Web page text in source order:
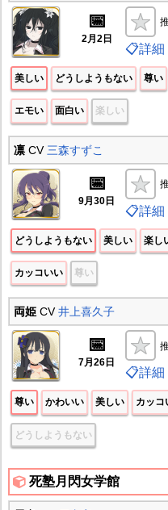
📅
2月2日
📋詳細
美しい どうしようもない 尊い
エモい 面白い 楽しい
凛CV 三森すずこ
📅
9月30日
📋詳細
どうしようもない 美しい 楽し
カッコいい 尊い
両姫CV井上喜久子
📅
7月26日
📋詳細
尊い かわいい 美しい カッコ
どうしようもない
死塾月閃女学館